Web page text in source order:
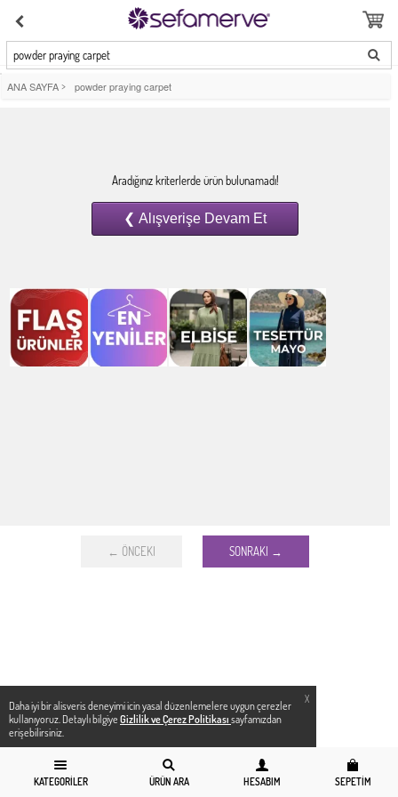
X
Daha iyi bir alisveris deneyimi icin yasal düzenlemelere uygun çerezler
kullanıyoruz. Detaylı bilgiye Gizlilik ve Çerez Politikası sayfamızdan
erişebilirsiniz.
powder praying carpet
KATEGORILER ÜRÜN ARA HESABIM SEPETIM
ANA SAYFA > powder praying carpet
Aradığınız kriterlerde ürün bulunamadı!
← ÖNCEKI SONRAKI →